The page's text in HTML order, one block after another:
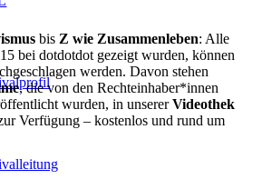
bis Z wie Zusammenleben: Alle
bei dotdotdot gezeigt wurden, können
werden. Davon stehen
, die von den Rechteinhaber*innen
wurden, in unsererVideothek
Verfügung – kostenlos und rund um